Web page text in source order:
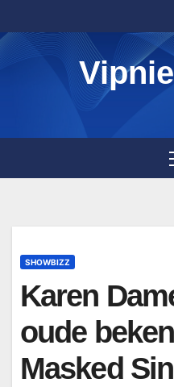
to
content
SHOWBIZZ
Karen
oude
Masked